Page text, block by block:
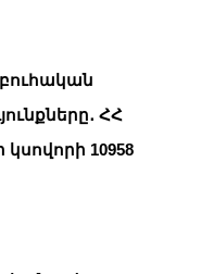
բուհական
ՀՀ
10958